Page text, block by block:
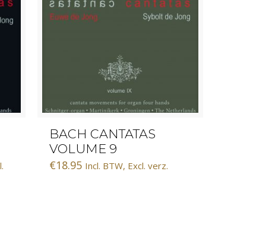
BACH CANTATAS
VOLUME 9
€18.95 Incl. BTW, Excl. verz.